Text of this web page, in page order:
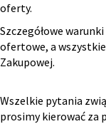
oferty.
Szczegółowe
ofertowe, a
Zakupowej.
Wszelkie pytania
prosimy kierować za